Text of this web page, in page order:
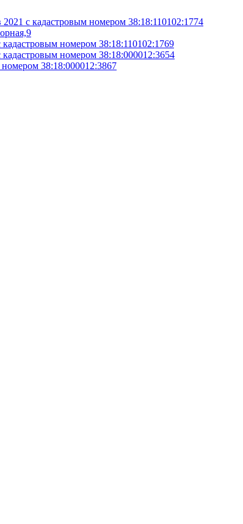
с кадастровым номером 38:18:110102:1774
номером 38:18:110102:1769
номером 38:18:000012:3654
38:18:000012:3867